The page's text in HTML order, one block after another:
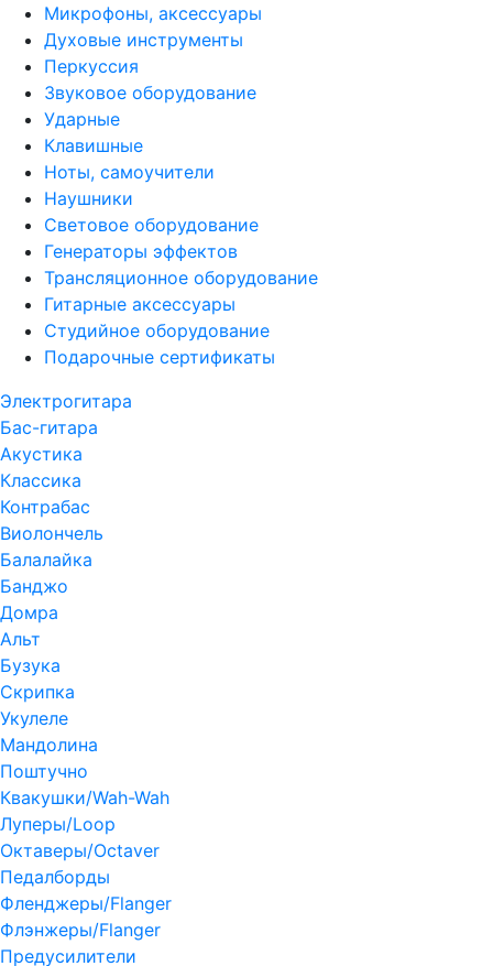
Микрофоны, аксессуары
Духовые инструменты
Перкуссия
Звуковое оборудование
Ударные
Клавишные
Ноты, самоучители
Наушники
Световое оборудование
Генераторы эффектов
Трансляционное оборудование
Гитарные аксессуары
Студийное оборудование
Подарочные сертификаты
Электрогитара
Бас-гитара
Акустика
Классика
Контрабас
Виолончель
Балалайка
Банджо
Домра
Альт
Бузука
Скрипка
Укулеле
Мандолина
Поштучно
Квакушки/Wah-Wah
Луперы/Loop
Октаверы/Octaver
Педалборды
Фленджеры/Flanger
Флэнжеры/Flanger
Предусилители